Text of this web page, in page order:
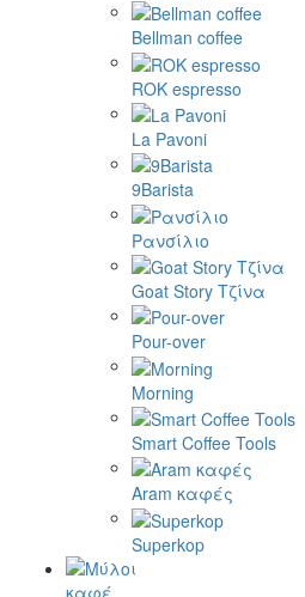
Bellman coffee
ROK espresso
La Pavoni
9Barista
Ρανσίλιο
Goat Story Τζίνα
Pour-over
Morning
Smart Coffee Tools
Aram καφές
Superkop